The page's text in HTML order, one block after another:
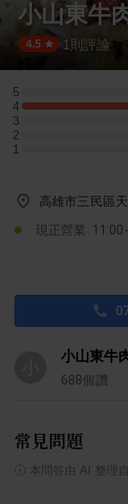
小山東牛
4.5 1 則評論
5
5 星：0 則評論
4
4 星：1 則評論
3
3 星：0 則評論
2
2 星：0 則評論
1
1 星：0 則評論
高雄市三民區
現正營業:
小山東牛
688個讚
常見問題
本問答由 AI 整理